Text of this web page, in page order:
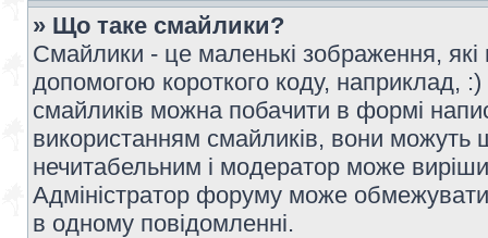
» Що таке смайлики?
Смайлики - це маленькі зображення, які
допомогою короткого коду, наприклад,
смайликів можна побачити в формі
використанням смайликів, вони
нечитабельним і модератор може
Адміністратор форуму може обмежувати
в одному повідомленні.